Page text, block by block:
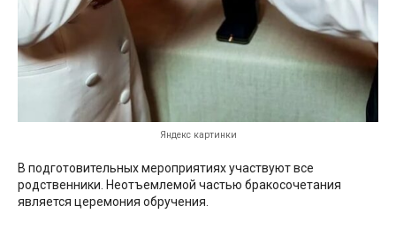
Яндекс картинки
В подготовительных мероприятиях участвуют все
родственники. Неотъемлемой частью бракосочетания
является церемония обручения.